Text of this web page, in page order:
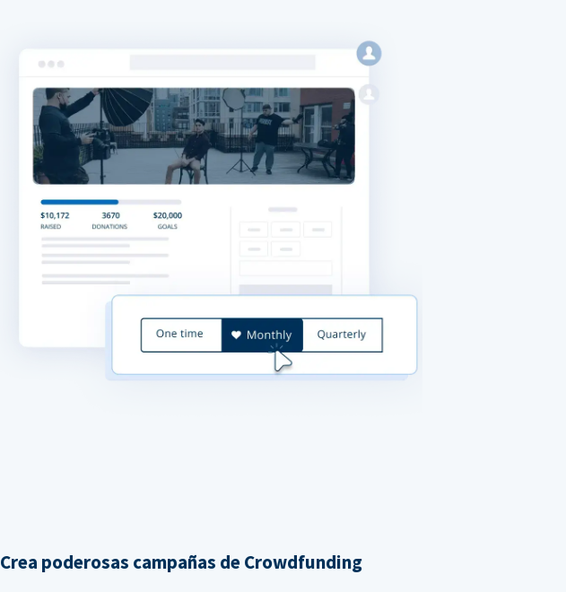
Crea poderosas campañas de Crowdfunding